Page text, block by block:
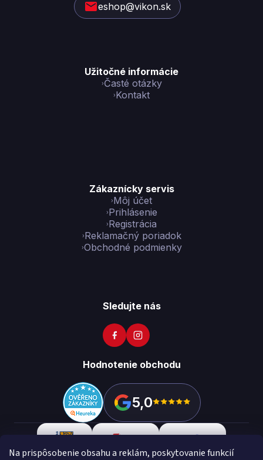
Na prispôsobenie obsahu a reklám, poskytovanie funkcií
eshop@vikon.sk
Užitočné informácie
Časté otázky
Kontakt
Zákaznícky servis
Môj účet
Prihlásenie
Registrácia
Reklamačný poriadok
Obchodné podmienky
Sledujte nás
Hodnotenie obchodu
5,0